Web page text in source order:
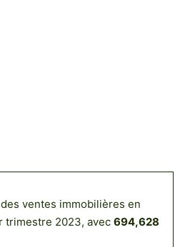
ventes immobilières en
trimestre 2023, avec 694,628